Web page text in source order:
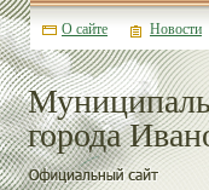
города
О сайте Новости